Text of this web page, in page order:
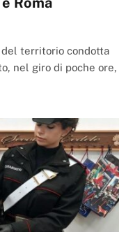
del territorio condotta
nel giro di poche ore,